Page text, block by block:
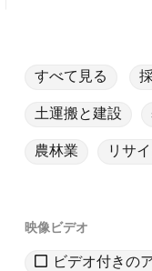
すべて見る
土運搬と建設
農林業 リサ
映像ビデオ
ビデオ付きの